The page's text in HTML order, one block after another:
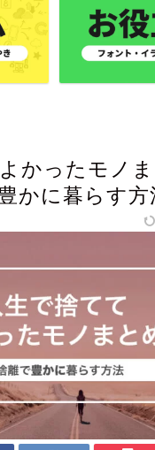
かったモノ
かに暮らす方